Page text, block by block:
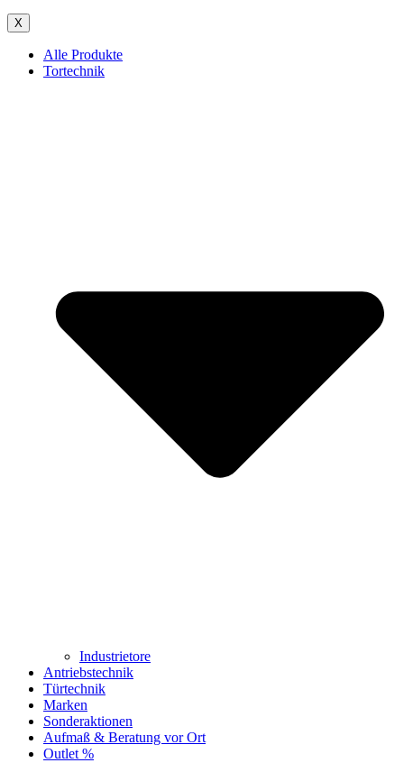
X
Alle Produkte
Tortechnik
Industrietore
Antriebstechnik
Türtechnik
Marken
Sonderaktionen
Aufmaß & Beratung vor Ort
Outlet %